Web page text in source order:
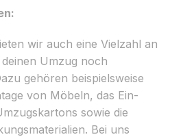
wir auch eine Vielzahl an
Umzug noch
gehören beispielsweise
von Möbeln, das Ein-
sowie die
Bei uns